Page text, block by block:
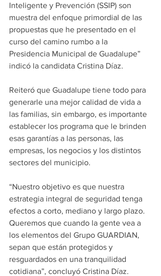
Inteligente y Prevención (SSIP) son
muestra del enfoque primordial de las
propuestas que he presentado en el
curso del camino rumbo a la
Presidencia Municipal de Guadalupe”
indicó la candidata Cristina Díaz.
Reiteró que Guadalupe tiene todo para
generarle una mejor calidad de vida a
las familias, sin embargo, es importante
establecer los programa que le brinden
esas garantías a las personas, las
empresas, los negocios y los distintos
sectores del municipio.
“Nuestro objetivo es que nuestra
estrategia integral de seguridad tenga
efectos a corto, mediano y largo plazo.
Queremos que cuando la gente vea a
los elementos del Grupo GUARDIAN,
sepan que están protegidos y
resguardados en una tranquilidad
cotidiana”, concluyó Cristina Díaz.